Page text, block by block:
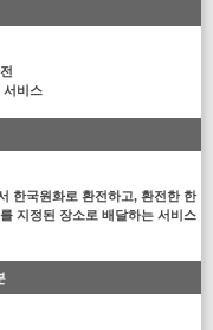
서비스
한국원화로 환전하고, 환전한 한
지정된 장소로 배달하는 서비스